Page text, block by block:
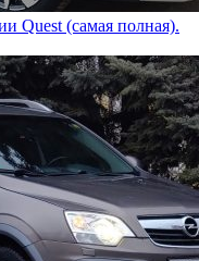
Quest (самая полная).